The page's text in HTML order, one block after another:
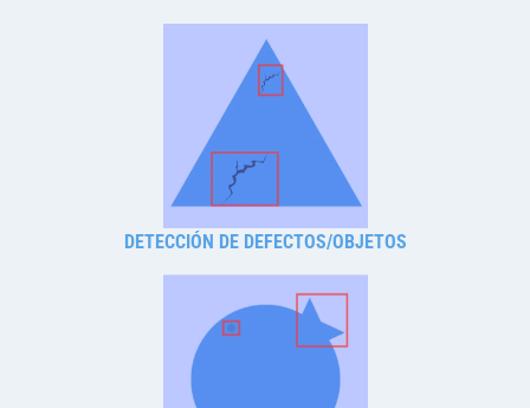
DETECCIÓN DE DEFECTOS/OBJETOS